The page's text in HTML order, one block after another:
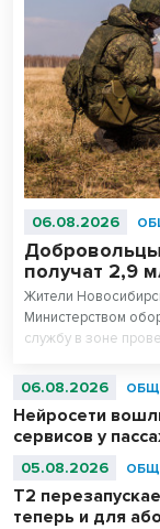
06.08.2026
получат 2,9
Жители
Министерством
службу в зоне
поддержки бойцов
поступить в
баллов, получают
колледжи на
06.08.2026
Нейросети
сервисов у
05.08.2026
Т2
теперь и для